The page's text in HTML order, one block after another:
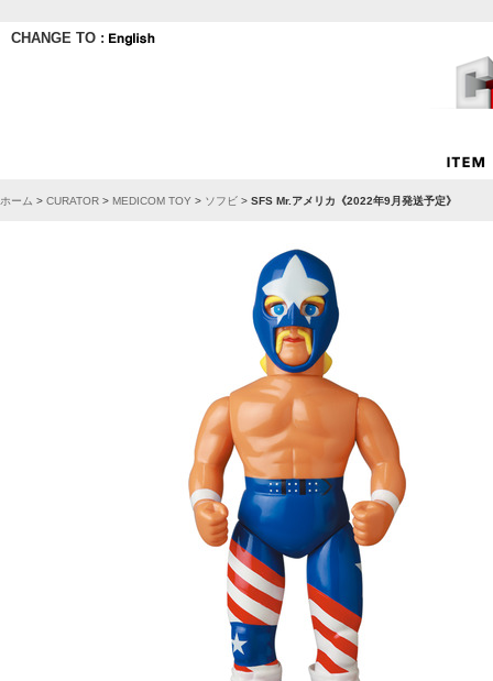
CHANGE TO :
ホーム > CURATOR > MEDICOM TOY > ソフビ > SFS Mr.アメリカ《2022年9月発送予定》